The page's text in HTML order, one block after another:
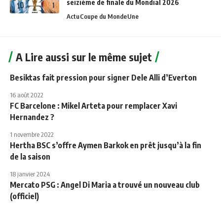
seizième de finale du Mondial 2026
ActuCoupe du MondeUne
A Lire aussi sur le même sujet
Besiktas fait pression pour signer Dele Alli d’Everton
16 août 2022
FC Barcelone : Mikel Arteta pour remplacer Xavi
Hernandez ?
1 novembre 2022
Hertha BSC s’offre Aymen Barkok en prêt jusqu’à la fin
de la saison
18 janvier 2024
Mercato PSG : Angel Di Maria a trouvé un nouveau club
(officiel)